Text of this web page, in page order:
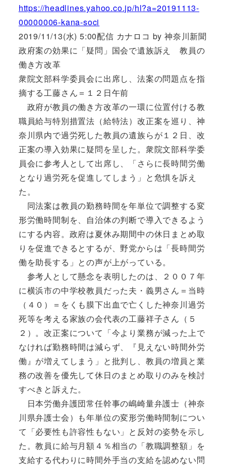
https://headlines.yahoo.co.jp/hl?a=20191113-
00000006-kana-soci
2019/11/13(水) 5:00配信 カナロコ by 神奈川新聞
政府案の効果に「疑問」国会で遺族訴え 教員の
働き方改革
衆院文部科学委員会に出席し、法案の問題点を指
摘する工藤さん＝１２日午前
政府が教員の働き方改革の一環に位置付ける教
職員給与特別措置法（給特法）改正案を巡り、神
奈川県内で過労死した教員の遺族らが１２日、改
正案の導入効果に疑問を呈した。衆院文部科学委
員会に参考人として出席し、「さらに長時間労働
となり過労死を促進してしまう」と危惧を訴え
た。
同法案は教員の勤務時間を年単位で調整する変
形労働時間制を、自治体の判断で導入できるよう
にする内容。政府は夏休み期間中の休日まとめ取
りを促進できるとするが、野党からは「長時間労
働を助長する」との声が上がっている。
参考人として懸念を表明したのは、２００７年
に横浜市の中学校教員だった夫・義男さん＝当時
（４０）＝をくも膜下出血で亡くした神奈川過労
死等を考える家族の会代表の工藤祥子さん（５
２）。改正案について「今より業務が減った上で
なければ勤務時間は減らず、『見えない時間外労
働』が増えてしまう」と批判し、教員の増員と業
務の改善を優先して休日のまとめ取りのみを検討
すべきと訴えた。
日本労働弁護団常任幹事の嶋崎量弁護士（神奈
川県弁護士会）も年単位の変形労働時間制につい
て「必要性も許容性もない」と反対の姿勢を示し
た。教員に給与月額４％相当の「教職調整額」を
支給する代わりに時間外手当の支給を認めない問